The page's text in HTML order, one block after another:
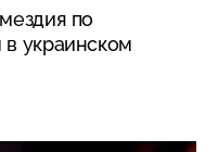
по
украинском